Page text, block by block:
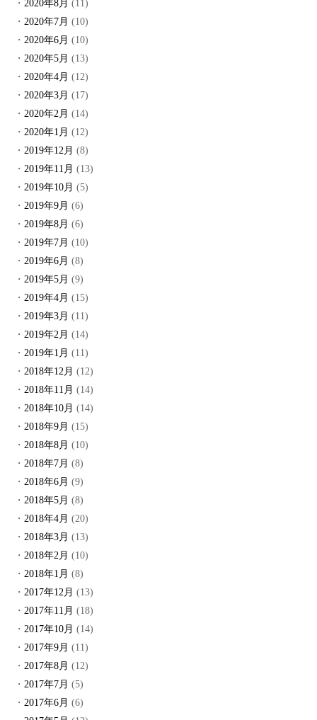
2020年8月 (11)
2020年7月 (10)
2020年6月 (10)
2020年5月 (13)
2020年4月 (12)
2020年3月 (17)
2020年2月 (14)
2020年1月 (12)
2019年12月 (8)
2019年11月 (13)
2019年10月 (5)
2019年9月 (6)
2019年8月 (6)
2019年7月 (10)
2019年6月 (8)
2019年5月 (9)
2019年4月 (15)
2019年3月 (11)
2019年2月 (14)
2019年1月 (11)
2018年12月 (12)
2018年11月 (14)
2018年10月 (14)
2018年9月 (15)
2018年8月 (10)
2018年7月 (8)
2018年6月 (9)
2018年5月 (8)
2018年4月 (20)
2018年3月 (13)
2018年2月 (10)
2018年1月 (8)
2017年12月 (13)
2017年11月 (18)
2017年10月 (14)
2017年9月 (11)
2017年8月 (12)
2017年7月 (5)
2017年6月 (6)